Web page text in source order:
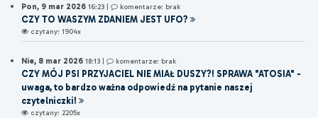
Pon, 9 mar 2026 16:23 | komentarze: brak
CZY TO WASZYM ZDANIEM JEST UFO?
czytany: 1904x
Nie, 8 mar 2026 18:13 | komentarze: brak
CZY MÓJ PSI PRZYJACIEL NIE MIAŁ DUSZY?! SPRAWA "ATOSIA" -
uwaga, to bardzo ważna odpowiedź na pytanie naszej
czytelniczki!
czytany: 2205x